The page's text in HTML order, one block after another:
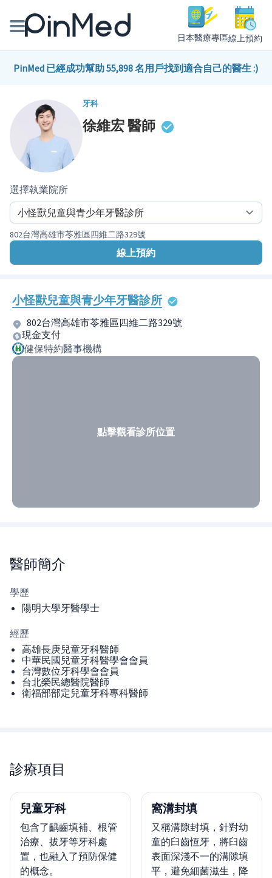
日本醫療專區線上預約
線上預約醫師、院所
醫師專欄專訪
健康主題館
PinMed 已經成功幫助 55,898 名用戶找到適合自己的醫生 :)
牙科
徐維宏醫師
選擇執業院所
802台灣高雄市苓雅區四維二路329號
線上預約
小怪獸兒童與青少年牙醫診所
802台灣高雄市苓雅區四維二路329號
現金支付
健保特約醫事機構
點擊觀看診所位置
醫師簡介
學歷
陽明大學牙醫學士
經歷
高雄長庚兒童牙科醫師
中華民國兒童牙科醫學會會員
台灣數位牙科學會會員
台北榮民總醫院醫師
衛福部部定兒童牙科專科醫師
診療項目
兒童牙科
包含了齲齒填補、根管
治療、拔牙等牙科處
置，也融入了預防保健
的概念。
窩溝封填
又稱溝隙封填，針對幼
童的臼齒恆牙，將臼齒
表面深淺不一的溝隙填
平，避免細菌滋生，降